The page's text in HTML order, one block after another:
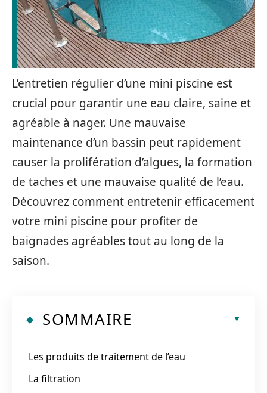
L’entretien régulier d’une mini piscine est
crucial pour garantir une eau claire, saine et
agréable à nager. Une mauvaise
maintenance d’un bassin peut rapidement
causer la prolifération d’algues, la formation
de taches et une mauvaise qualité de l’eau.
Découvrez comment entretenir efficacement
votre mini piscine pour profiter de
baignades agréables tout au long de la
saison.
SOMMAIRE
Les produits de traitement de l’eau
La filtration